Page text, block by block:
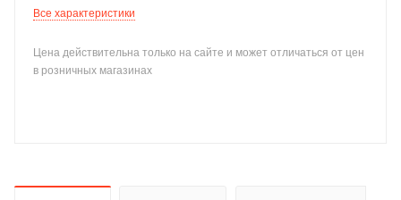
Все характеристики
Цена действительна только на сайте и может отличаться от цен
в розничных магазинах